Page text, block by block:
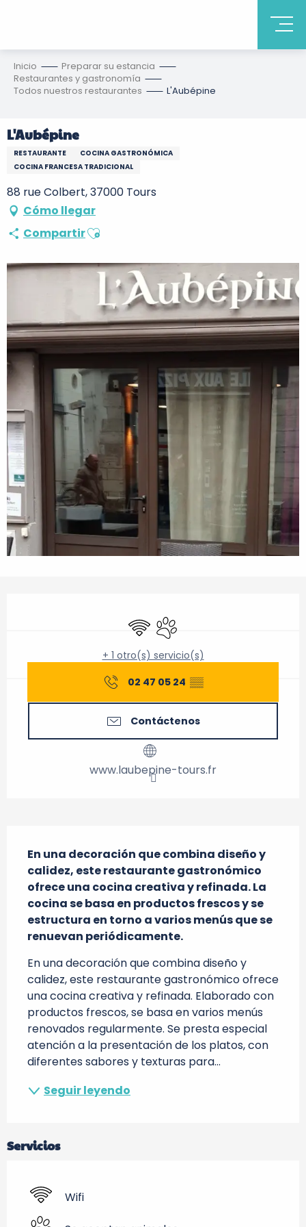
Inicio
Preparar su estancia
Restaurantes y gastronomía
Todos nuestros restaurantes
L'Aubépine
L'Aubépine
RESTAURANTE
COCINA GASTRONÓMICA
COCINA FRANCESA TRADICIONAL
88 rue Colbert, 37000 Tours
Cómo llegar
CompartirAjouter aux favoris
Wifi Se aceptan animales
+ 1 otro(s) servicio(s)
02 47 05 24 ▒▒
Contáctenos
www.laubepine-tours.fr
En una decoración que combina diseño y
calidez, este restaurante gastronómico
ofrece una cocina creativa y refinada. La
cocina se basa en productos frescos y se
estructura en torno a varios menús que se
renuevan periódicamente.
En una decoración que combina diseño y
calidez, este restaurante gastronómico ofrece
una cocina creativa y refinada. Elaborado con
productos frescos, se basa en varios menús
renovados regularmente. Se presta especial
atención a la presentación de los platos, con
diferentes sabores y texturas para...
Seguir leyendo
Servicios
Wifi